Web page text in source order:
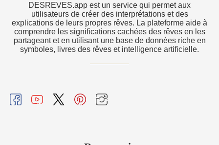
DESREVES.app est un service qui permet aux
utilisateurs de créer des interprétations et des
explications de leurs propres rêves. La plateforme aide à
comprendre les significations cachées des rêves en les
partageant et en utilisant une base de données riche en
symboles, livres des rêves et intelligence artificielle.